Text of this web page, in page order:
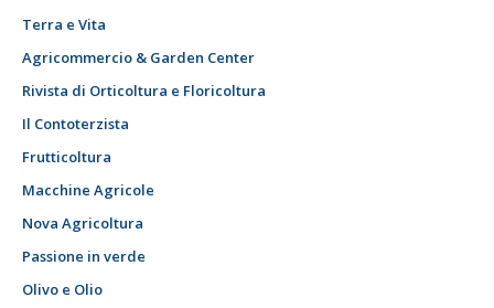
Terra e Vita
Agricommercio & Garden Center
Rivista di Orticoltura e Floricoltura
Il Contoterzista
Frutticoltura
Macchine Agricole
Nova Agricoltura
Passione in verde
Olivo e Olio